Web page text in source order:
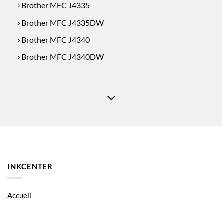
Brother MFC J4335
Brother MFC J4335DW
Brother MFC J4340
Brother MFC J4340DW
INKCENTER
Accueil